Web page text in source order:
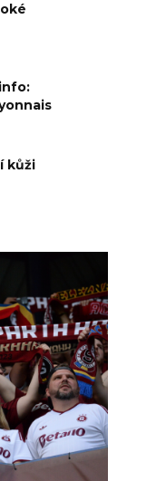
kůži